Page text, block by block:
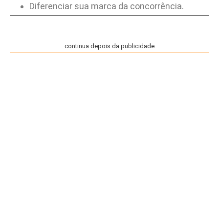
Diferenciar sua marca da concorrência.
continua depois da publicidade